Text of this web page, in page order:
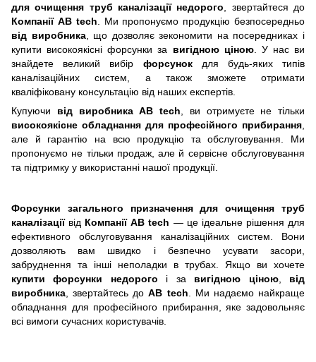
для очищення труб каналізації недорого , звертайтеся до
Компанії AB tech . Ми пропонуємо продукцію безпосередньо
від виробника, що дозволяє зекономити на посередниках і
купити високоякісні форсунки за вигідною ціною. У нас ви
знайдете великий вибір форсунокдля будь-яких типів
каналізаційних систем, а також зможете отримати
кваліфіковану консультацію від наших експертів.
Купуючи від виробника AB tech , ви отримуєте не тільки
високоякісне обладнання для професійного прибирання
але й гарантію на всю продукцію та обслуговування. Ми
пропонуємо не тільки продаж, але й сервісне обслуговування
та підтримку у використанні нашої продукції.
Форсунки загального призначення для очищення труб
каналізаціївід Компанії AB tech — це ідеальне рішення для
ефективного обслуговування каналізаційних систем. Вони
дозволяють вам швидко і безпечно усувати засори,
забруднення та інші неполадки в трубах. Якщо ви хочете
купити
форсунки недорого і за вигідною ціною, від
виробника, звертайтесь доAB tech. Ми надаємо найкраще
обладнання для професійного прибирання, яке задовольняє
всі вимоги сучасних користувачів.